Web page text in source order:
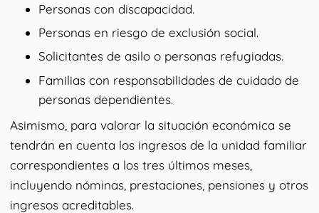
Personas con discapacidad.
Personas en riesgo de exclusión social.
Solicitantes de asilo o personas refugiadas.
Familias con responsabilidades de cuidado de
personas dependientes.
Asimismo, para valorar la situación económica se
tendrán en cuenta los ingresos de la unidad familiar
correspondientes a los tres últimos meses,
incluyendo nóminas, prestaciones, pensiones y otros
ingresos acreditables.